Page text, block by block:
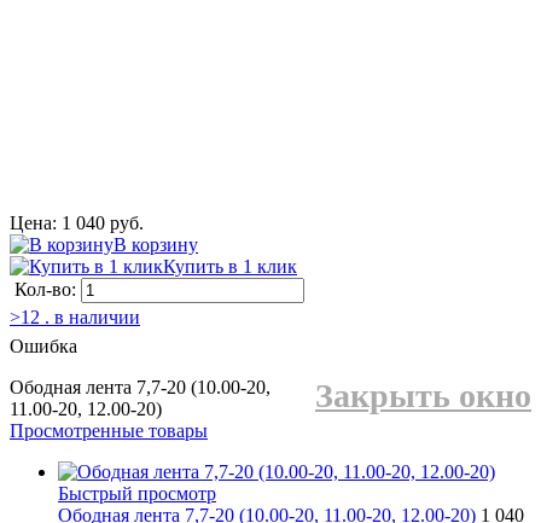
Цена: 1 040 руб.
В корзину
Купить в 1 клик
Кол-во:
>12 . в наличии
Ошибка
Закрыть окно
Ободная лента 7,7-20 (10.00-20,
11.00-20, 12.00-20)
Просмотренные товары
Быстрый просмотр
Ободная лента 7,7-20 (10.00-20, 11.00-20, 12.00-20) 1 040